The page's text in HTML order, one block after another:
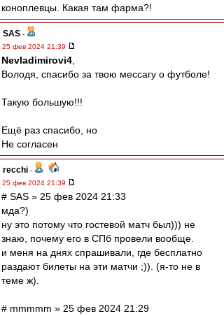
коноплевцы. Какая там фарма?!
SAS -
25 фев 2024 21:39
Nevladimirovi4
Володя, спасибо за твою мессагу о футболе!
Такую большую!!!
Ещё раз спасибо, но
Не согласен
recchi -
25 фев 2024 21:39
# SAS » 25 фев 2024 21:33
мда?)
ну это потому что гостевой матч был))) не
знаю, почему его в СПб провели вообще.
и меня на днях спрашивали, где бесплатно
раздают билеты на эти матчи ;)). (я-то не в
теме ж).
# mmmmm » 25 фев 2024 21:29